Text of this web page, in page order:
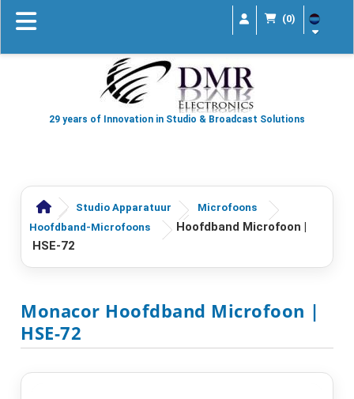
(0)
29 years of Innovation in Studio & Broadcast Solutions
Studio Apparatuur
Microfoons
Hoofdband-Microfoons
Hoofdband Microfoon |
HSE-72
Monacor Hoofdband Microfoon |
HSE-72